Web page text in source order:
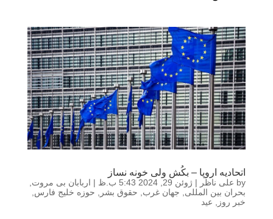
اتحادیه اروپا – بکُش ولی خونه نساز
by علی ناظر | ژوئن 29, 2024 5:43 ب.ظ | اربابان بی مروت
بحران بین المللی
جهان غرب حقوق بشر حوزه خلیج فارس
خبر روز
عید